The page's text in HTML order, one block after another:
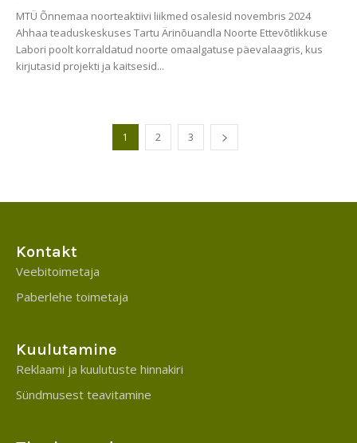
MTÜ Õnnemaa noorteaktiivi liikmed osalesid novembris 2024
Ahhaa teaduskeskuses Tartu Ärinõuandla Noorte Ettevõtlikkuse
Labori poolt korraldatud noorte omaalgatuse päevalaagris, kus
kirjutasid projekti ja kaitsesid...
1 2 3
Kontakt
Veebitoimetaja
Paberlehe toimetaja
Kuulutamine
Reklaami ja kuulutuste hinnakiri
Sündmusest teavitamine